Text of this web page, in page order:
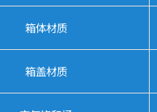
箱体材质
箱盖材质